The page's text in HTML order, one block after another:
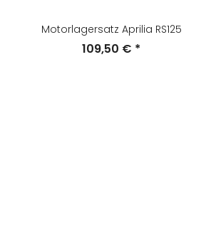
Motorlagersatz Aprilia RS125
109,50 € *